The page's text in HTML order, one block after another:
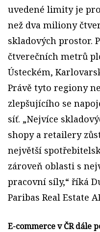
uvedené limity je
než dva miliony
skladových prostor.
čtverečních metrů
Ústeckém,
Právě tyto regiony
zlepšujícího se
síť. „Nejvíce
shopy a retailery
největší
zároveň oblasti s
pracovní síly,“ říká
Paribas Real Estate
E-commerce v ČR dále